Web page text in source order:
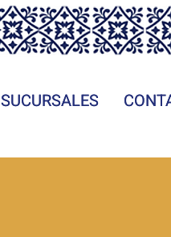
SUCURSALES
SUCURSALES